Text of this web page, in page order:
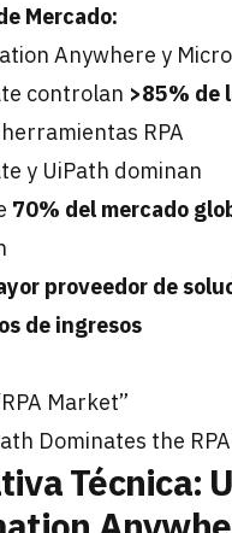
Mercado:
Anywhere y
controlan >85% de
RPA
y UiPath dominan
70% del mercado
proveedor de
de ingresos
Market”
Dominates the
Técnica: